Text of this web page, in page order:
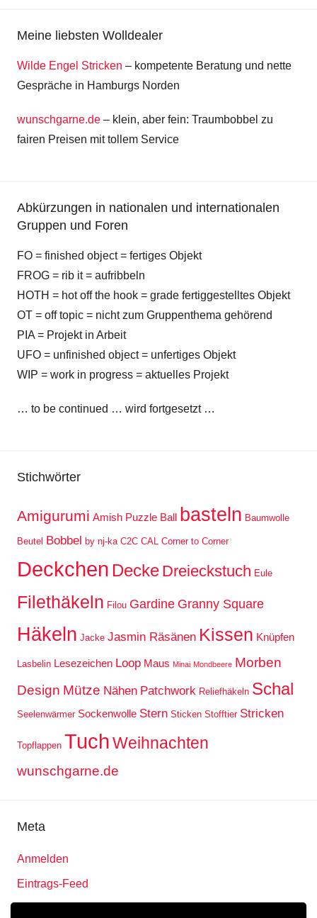
Meine liebsten Wolldealer
Wilde Engel Stricken – kompetente Beratung und nette
Gespräche in Hamburgs Norden
wunschgarne.de – klein, aber fein: Traumbobbel zu
fairen Preisen mit tollem Service
Abkürzungen in nationalen und internationalen
Gruppen und Foren
FO = finished object = fertiges Objekt
FROG = rib it = aufribbeln
HOTH = hot off the hook = grade fertiggestelltes Objekt
OT = off topic = nicht zum Gruppenthema gehörend
PIA = Projekt in Arbeit
UFO = unfinished object = unfertiges Objekt
WIP = work in progress = aktuelles Projekt
… to be continued … wird fortgesetzt …
Stichwörter
Amigurumi Amish Puzzle Ball basteln Baumwolle
Beutel Bobbel by nj-ka C2C CAL Corner to Corner
Deckchen Decke Dreieckstuch Eule
Filethäkeln Filou Gardine Granny Square
Häkeln Jacke Jasmin Räsänen Kissen Knüpfen
Lasbelin Lesezeichen Loop Maus Minai Mondbeere Morben
Design Mütze Nähen Patchwork Reliefhäkeln Schal
Seelenwärmer Sockenwolle Stern Sticken Stofftier Stricken
Topflappen TuchWeihnachten
wunschgarne.de
Meta
Anmelden
Eintrags-Feed